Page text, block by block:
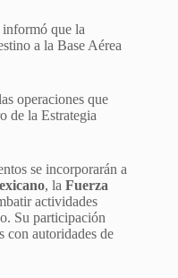
informó que la
a la Base Aérea
operaciones que
de la Estrategia
se incorporarán a
, la Fuerza
actividades
Su participación
con autoridades de